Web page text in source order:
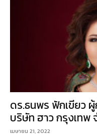
ดร.ธนพร ฟักเขียว
บริษัท ฮาว กรุงเทพ
เมษายน 21, 2022